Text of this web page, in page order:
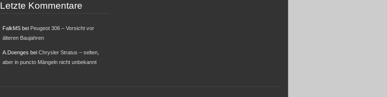
Letzte Kommentare
FalkMSbei Peugeot 306 – Vorsicht vor
älteren Baujahren
A.Doenges bei Chrysler Stratus – selten,
aber in puncto Mängeln nicht unbekannt